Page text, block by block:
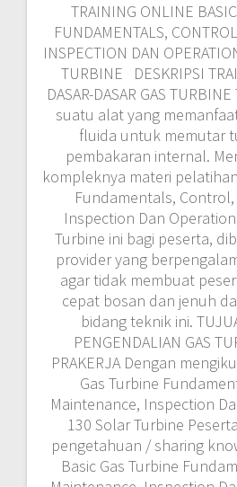
TRAINING ONLINE
FUNDAMENTALS,
INSPECTION DAN
TURBINE DESKRIPSI
DASAR-DASAR GAS
suatu alat yang
fluida untuk memutar
pembakaran internal.
kompleknya materi
Fundamentals,
Inspection Dan
Turbine ini bagi peserta,
provider yang
agar tidak membuat
cepat bosan dan jenuh
bidang teknik ini.
PENGENDALIAN GAS
PRAKERJA Dengan
Gas Turbine
Maintenance, Inspection
130 Solar Turbine
pengetahuan / sharing
Basic Gas Turbine